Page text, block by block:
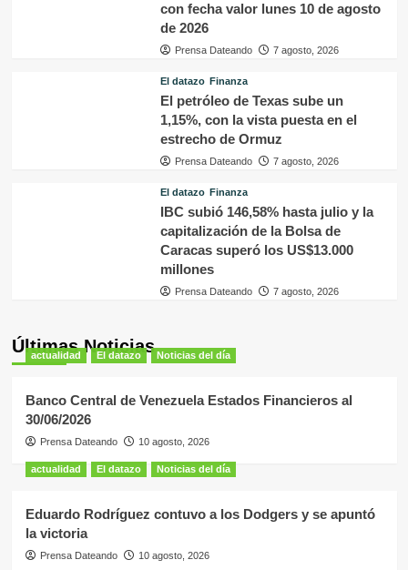
con fecha valor lunes 10 de agosto
de 2026
Prensa Dateando 7 agosto, 2026
El datazo Finanza
El petróleo de Texas sube un
1,15%, con la vista puesta en el
estrecho de Ormuz
Prensa Dateando 7 agosto, 2026
El datazo Finanza
IBC subió 146,58% hasta julio y la
capitalización de la Bolsa de
Caracas superó los US$13.000
millones
Prensa Dateando 7 agosto, 2026
Últimas Noticias
actualidad El datazo Noticias del día
Banco Central de Venezuela Estados Financieros al
30/06/2026
Prensa Dateando 10 agosto, 2026
actualidad El datazo Noticias del día
Eduardo Rodríguez contuvo a los Dodgers y se apuntó
la victoria
Prensa Dateando 10 agosto, 2026